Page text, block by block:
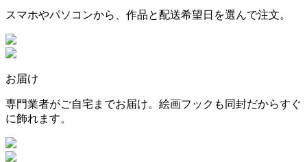
スマホやパソコンから、作品と配送希望日を選んで注文。
お届け
専門業者がご自宅までお届け。絵画フックも同封だからすぐ
に飾れます。